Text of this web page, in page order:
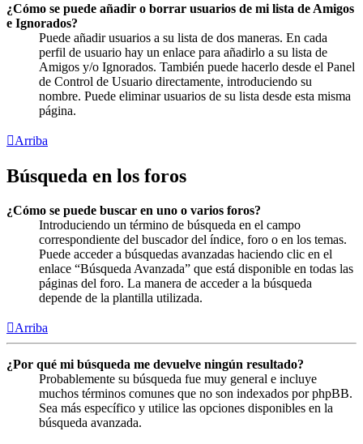
¿Cómo se puede añadir o borrar usuarios de mi lista de Amigos
e Ignorados?
Puede añadir usuarios a su lista de dos maneras. En cada
perfil de usuario hay un enlace para añadirlo a su lista de
Amigos y/o Ignorados. También puede hacerlo desde el Panel
de Control de Usuario directamente, introduciendo su
nombre. Puede eliminar usuarios de su lista desde esta misma
página.
Arriba
Búsqueda en los foros
¿Cómo se puede buscar en uno o varios foros?
Introduciendo un término de búsqueda en el campo
correspondiente del buscador del índice, foro o en los temas.
Puede acceder a búsquedas avanzadas haciendo clic en el
enlace “Búsqueda Avanzada” que está disponible en todas las
páginas del foro. La manera de acceder a la búsqueda
depende de la plantilla utilizada.
Arriba
¿Por qué mi búsqueda me devuelve ningún resultado?
Probablemente su búsqueda fue muy general e incluye
muchos términos comunes que no son indexados por phpBB.
Sea más específico y utilice las opciones disponibles en la
búsqueda avanzada.